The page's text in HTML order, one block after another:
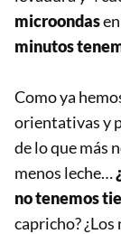
microondas
minutos
Como ya
orientativas y
de lo que más
menos leche…
no tenemos
capricho?